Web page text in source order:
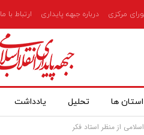
مرکزی درباره جبهه پایداری ارتباط با ما
استان ها تحلیل یادداشت
از منظر استاد فکر